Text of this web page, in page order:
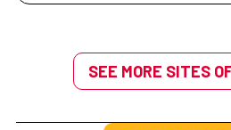
SEE MORE SITES